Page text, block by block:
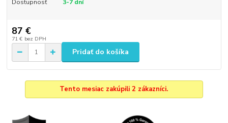
Dostupnosť 3-7 dní
87 €
71 € bez DPH
Pridať do košíka
Tento mesiac zakúpili 2 zákazníci.